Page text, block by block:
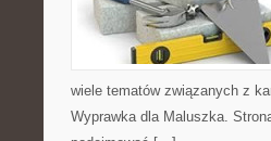
wiele tematów związanych z
Wyprawka dla Maluszka.